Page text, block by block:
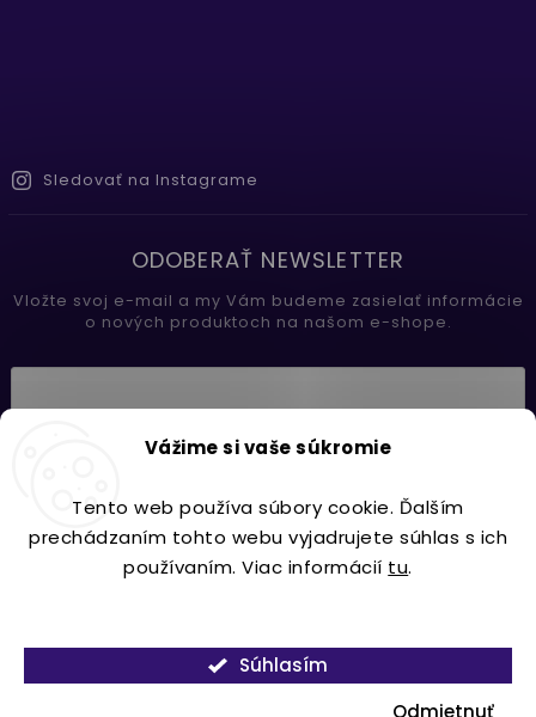
Vážime si vaše súkromie
Tento web používa súbory cookie. Ďalším
prechádzaním tohto webu vyjadrujete súhlas s ich
používaním. Viac informácií tu.
Odmietnuť
Súhlasím
Sledovať na Instagrame
ODOBERAŤ NEWSLETTER
Vložte svoj e-mail a my Vám budeme zasielať informácie
o nových produktoch na našom e-shope.
Prihlásiť sa
Copyright 2026Lavdecor.sk. Všetky práva vyhradené.
VytvořilShoptet| DesignShoptak.cz.